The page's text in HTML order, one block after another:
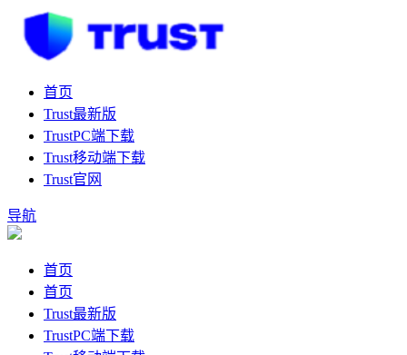
首页
Trust最新版
TrustPC端下载
Trust移动端下载
Trust官网
导航
首页
首页
Trust最新版
TrustPC端下载